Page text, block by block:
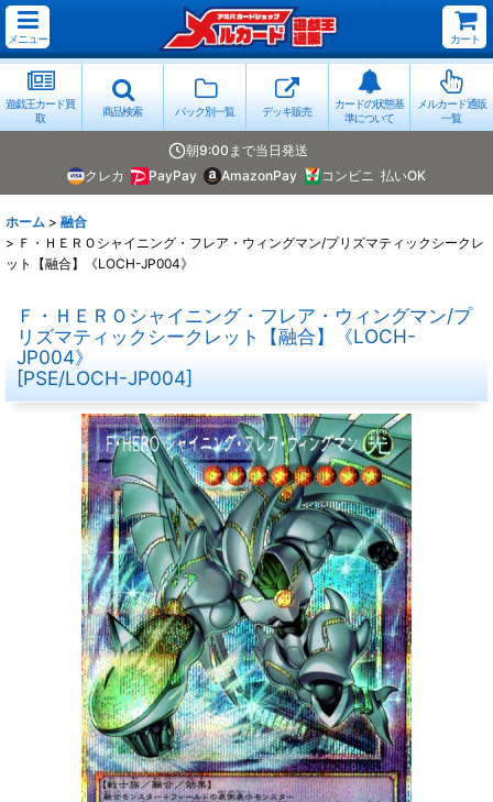
メニュー カート
遊戯王カード買
取
商品検索 パック別一覧 デッキ販売
カードの状態基
準について
メルカード通販
一覧
朝9:00まで当日発送
クレカ
PayPay AmazonPay コンビニ 払いOK
ホーム > 融合
> Ｆ・ＨＥＲＯシャイニング・フレア・ウィングマン/プリズマティックシークレ
ット【融合】《LOCH-JP004》
Ｆ・ＨＥＲＯシャイニング・フレア・ウィングマン/プ
リズマティックシークレット【融合】《LOCH-
JP004》
[PSE/LOCH-JP004]